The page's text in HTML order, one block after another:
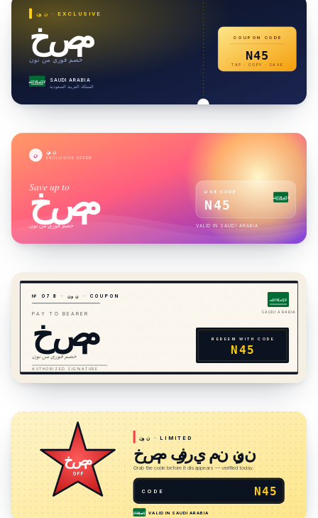
نون · EXCLUSIVE
خصم
خصم فوري من نون
لا إله إلا الله SAUDI ARABIA
المملكة العربية السعودية
COUPON CODE
N45
TAP · COPY · SAVE
ن نون
EXCLUSIVE OFFER
Save up to
خصم
خصم فوري من نون
USE CODE
N45
لا إله إلا الله
VALID IN SAUDI ARABIA
№ 0 7 8 · نون · COUPON
PAY TO BEARER
خصم
خصم فوري من نون
AUTHORIZED SIGNATURE
لا إله إلا الله
SAUDI ARABIA
REDEEM WITH CODE
N45
خصم
OFF
نون · LIMITED
خصم فوري من نون
Grab the code before it disappears — verified today.
CODE N45
لا إله إلا الله VALID IN SAUDI ARABIA